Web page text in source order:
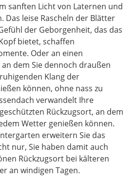
sanften Licht von Laternen und
Das leise Rascheln der Blätter
der Geborgenheit, das das
bietet, schaffen
Oder an einen
dem Sie dennoch draußen
Klang der
können, ohne nass zu
verwandelt Ihre
Rückzugsort, an dem
Wetter genießen können.
erweitern Sie das
nur, Sie haben damit auch
Rückzugsort bei kälteren
an windigen Tagen.